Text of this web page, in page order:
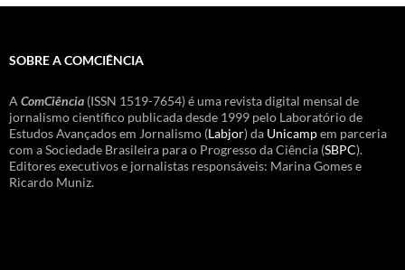
SOBRE A COMCIÊNCIA
A ComCiência (ISSN 1519-7654) é uma revista digital mensal de
jornalismo científico publicada desde 1999 pelo Laboratório de
Estudos Avançados em Jornalismo (Labjor) da Unicampem parceria
com a Sociedade Brasileira para o Progresso da Ciência (SBPC).
Editores executivos e jornalistas responsáveis: Marina Gomes e
Ricardo Muniz.